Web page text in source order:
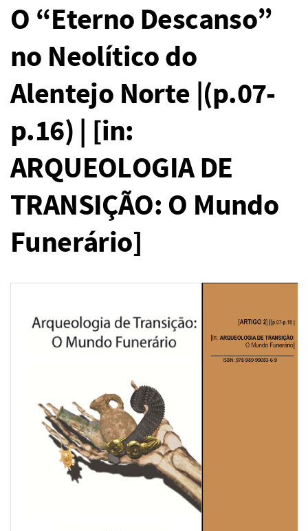
O “Eterno Descanso”
no Neolítico do
Alentejo Norte |(p.07-
p.16) | [in:
ARQUEOLOGIA DE
TRANSIÇÃO: O Mundo
Funerário]